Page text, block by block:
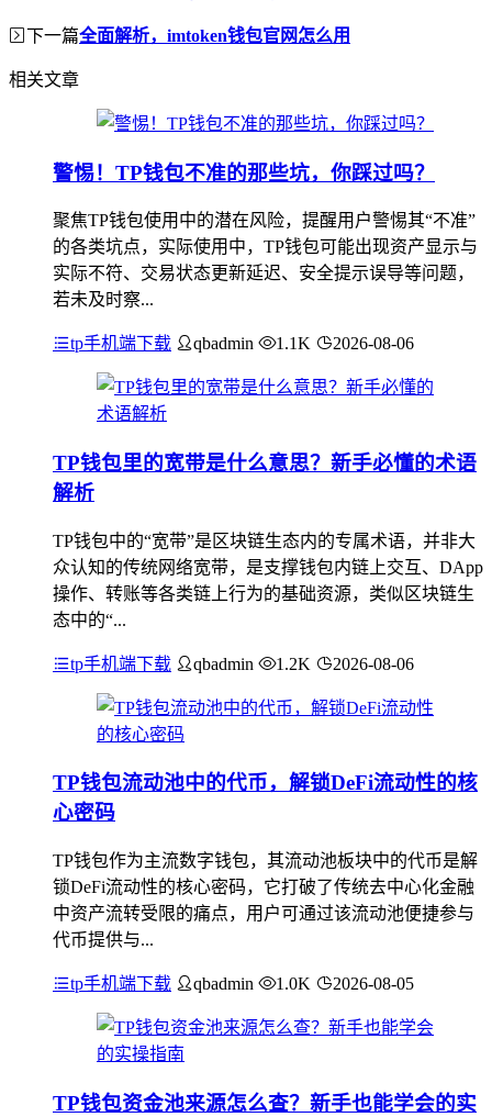
下一篇全面解析，imtoken钱包官网怎么用
相关文章
警惕！TP钱包不准的那些坑，你踩过吗？
聚焦TP钱包使用中的潜在风险，提醒用户警惕其“不准”
的各类坑点，实际使用中，TP钱包可能出现资产显示与
实际不符、交易状态更新延迟、安全提示误导等问题，
若未及时察...
tp手机端下载 qbadmin 1.1K 2026-08-06
TP钱包里的宽带是什么意思？新手必懂的术语
解析
TP钱包中的“宽带”是区块链生态内的专属术语，并非大
众认知的传统网络宽带，是支撑钱包内链上交互、DApp
操作、转账等各类链上行为的基础资源，类似区块链生
态中的“...
tp手机端下载 qbadmin 1.2K 2026-08-06
TP钱包流动池中的代币，解锁DeFi流动性的核
心密码
TP钱包作为主流数字钱包，其流动池板块中的代币是解
锁DeFi流动性的核心密码，它打破了传统去中心化金融
中资产流转受限的痛点，用户可通过该流动池便捷参与
代币提供与...
tp手机端下载 qbadmin 1.0K 2026-08-05
TP钱包资金池来源怎么查？新手也能学会的实